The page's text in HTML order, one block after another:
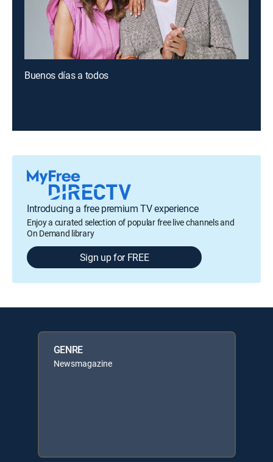
Buenos días a todos
Introducing a free premium TV experience
Enjoy a curated selection of popular free live channels and
On Demand library
Sign up for FREE
GENRE
Newsmagazine